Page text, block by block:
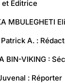
Editrice
MBULEGHETI
A. :
BIN-VIKING :
: Réporter